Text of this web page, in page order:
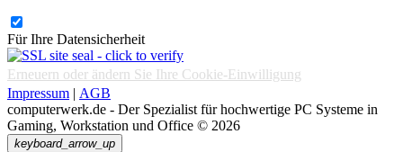
Für Ihre Datensicherheit
Erneuern oder ändern Sie Ihre Cookie-Einwilligung
Impressum | AGB
computerwerk.de - Der Spezialist für hochwertige PC Systeme in
Gaming, Workstation und Office © 2026
keyboard_arrow_up